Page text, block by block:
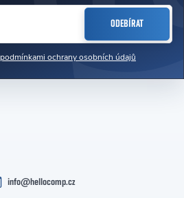
podmínkami ochrany osobních údajů
ODEBÍRAT
info@hellocomp.cz